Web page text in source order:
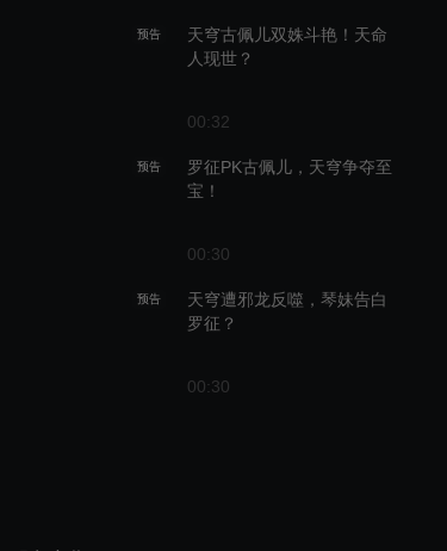
预告
天穹古佩儿双姝斗艳！天命
人现世？
00:32
预告
罗征PK古佩儿，天穹争夺至
宝！
00:30
预告
天穹遭邪龙反噬，琴妹告白
罗征？
00:30